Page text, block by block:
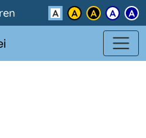
Direkt zum Inhalt
Kontrast